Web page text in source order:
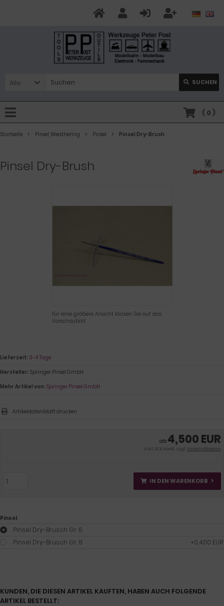
Alle SUCHEN
( 0 )
Startseite Pinsel, Weathering Pinsel Pinsel Dry-Brush
Pinsel Dry-Brush
Für eine größere Ansicht klicken Sie auf das
Vorschaubild
ab 4,500 EUR
inkl. 19 % MwSt. zzgl.Versandkosten
IN DEN WARENKORB
Lieferzeit: 3-4 Tage
Hersteller: Springer Pinsel GmbH
Mehr Artikel von: Springer Pinsel GmbH
Artikeldatenblatt drucken
Pinsel
Pinsel Dry-Brusch Gr. 6
Pinsel Dry-Brusch Gr. 8
+0,400 EUR
KUNDEN, DIE DIESEN ARTIKEL KAUFTEN, HABEN AUCH FOLGENDE
ARTIKEL BESTELLT: